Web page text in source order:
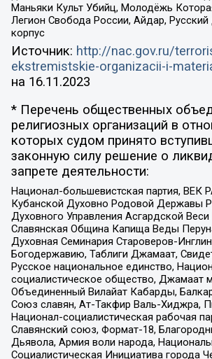
Маньяки Культ Убийц, Молодёжь
Легион Свобода России, Айдар,
корпус
Источник: http://nac.gov.ru/
ekstremistskie-organizacii-i-
на 16.11.2023
* Перечень общественных
религиозных организаций в
которых судом принято
законную силу решение о
запрете деятельности:
Национал-большевистская партия, ВЕК
Кубанской Духовно Родовой Державы
Духовного Управления Асгардской
Славянская Община Капища Веды
Духовная Семинария Староверов-
Богодержавию, Таблиги Джамаат,
Русское национальное единство,
социалистическое общество, Джамаат
Объединенный Вилайат Кабарды,
Союз славян, Ат-Такфир Валь-Хиджра,
Национал-социалистическая рабочая
Славянский союз, Формат-18,
Дьявола, Армия воли народа,
Социалистическая Инициатива города